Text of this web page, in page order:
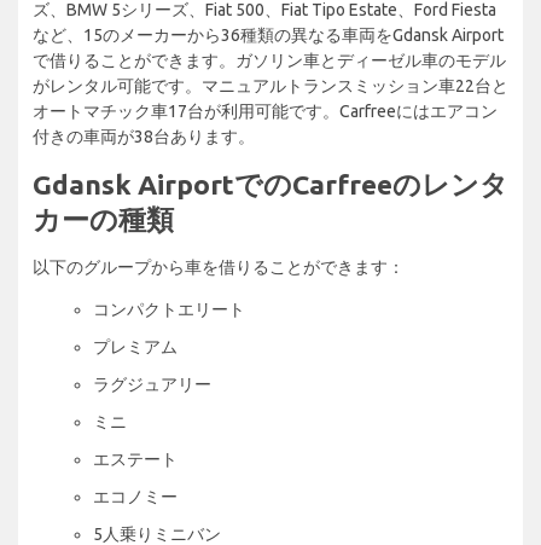
ズ、BMW 5シリーズ、Fiat 500、Fiat Tipo Estate、Ford Fiesta
など、15のメーカーから36種類の異なる車両をGdansk Airport
で借りることができます。ガソリン車とディーゼル車のモデル
がレンタル可能です。マニュアルトランスミッション車22台と
オートマチック車17台が利用可能です。Carfreeにはエアコン
付きの車両が38台あります。
Gdansk AirportでのCarfreeのレンタ
カーの種類
以下のグループから車を借りることができます：
コンパクトエリート
プレミアム
ラグジュアリー
ミニ
エステート
エコノミー
5人乗りミニバン